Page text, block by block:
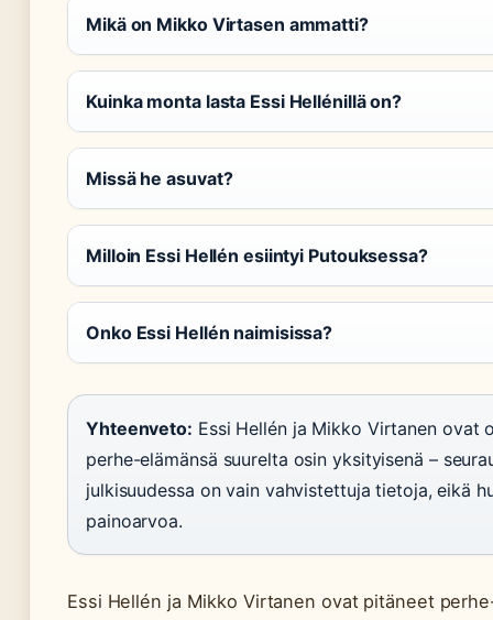
Mikä on Mikko Virtasen ammatti?
Kuinka monta lasta Essi Hellénillä on?
Missä he asuvat?
Milloin Essi Hellén esiintyi Putouksessa?
Onko Essi Hellén naimisissa?
Yhteenveto: Essi Hellén ja Mikko Virtanen ovat
perhe-elämänsä suurelta osin yksityisenä –
julkisuudessa on vain vahvistettuja tietoja, eikä
painoarvoa.
Essi Hellén ja Mikko Virtanen ovat pitäneet